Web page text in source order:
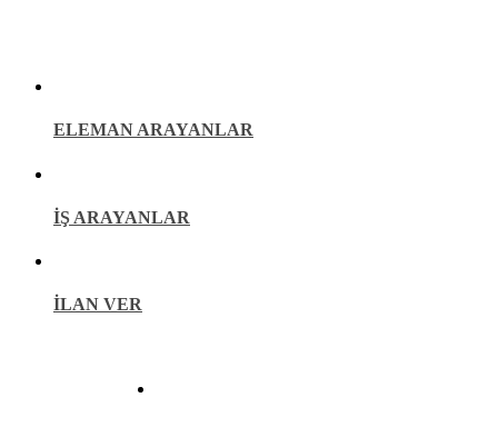
ELEMAN ARAYANLAR
İŞ ARAYANLAR
İLAN VER